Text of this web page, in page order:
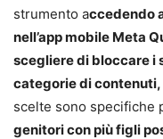
strumento accedendo
nell’app mobile Meta
scegliere di bloccare i
categorie di contenuti,
scelte sono specifiche
genitori con più figli